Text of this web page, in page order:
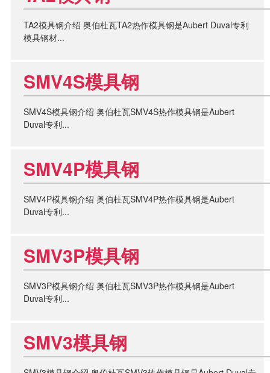
TA2模具钢介绍 奥伯杜瓦TA2热作模具钢是Aubert Duval专利
模具钢材...
SMV4S模具钢
SMV4S模具钢介绍 奥伯杜瓦SMV4S热作模具钢是Aubert
Duval专利...
SMV4P模具钢
SMV4P模具钢介绍 奥伯杜瓦SMV4P热作模具钢是Aubert
Duval专利...
SMV3P模具钢
SMV3P模具钢介绍 奥伯杜瓦SMV3P热作模具钢是Aubert
Duval专利...
SMV3模具钢